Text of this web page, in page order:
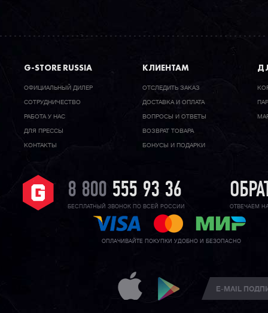
G-STORE RUSSIA
ОФИЦИАЛЬНЫЙ ДИЛЕР
CОТРУДНИЧЕСТВО
РАБОТА У НАС
ДЛЯ ПРЕССЫ
КОНТАКТЫ
КЛИЕНТАМ
ОТСЛЕДИТЬ ЗАКАЗ
ДОСТАВКА И ОПЛАТА
ВОПРОСЫ И ОТВЕТЫ
ВОЗВРАТ ТОВАРА
БОНУСЫ И ПОДАРКИ
8 800 555 93 36
БЕСПЛАТНЫЙ ЗВОНОК ПО ВСЕЙ РОССИИ ОТВЕЧАЕМ
ОПЛАЧИВАЙТЕ ПОКУПКИ УДОБНО И БЕЗОПАСНО